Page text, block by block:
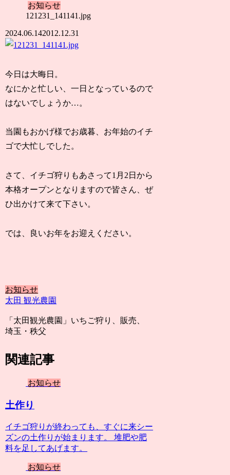
お知らせ
121231_141141.jpg
2024.06.142012.12.31
今日は大晦日。
なにかと忙しい、一日となっているので
はないでしょうか…。
当園もおかげ様でお歳暮、お年始のイチ
ゴで大忙しでした。
さて、イチゴ狩りもあさって1月2日から
本格オープンとなりますので皆さん、ぜ
ひ出かけて来て下さい。
では、良いお年をお迎えください。
お知らせ
太田 観光農園
「太田観光農園」いちご狩り、販売、
埼玉・秩父
関連記事
お知らせ
土作り
イチゴ狩りが終わっても、すぐに来シー
ズンの土作りが始まります。 堆肥や肥
料を足してあげます。
お知らせ